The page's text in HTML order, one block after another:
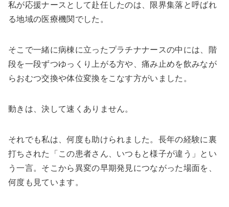
私が応援ナースとして赴任したのは、限界集落と呼ばれ
る地域の医療機関でした。
そこで一緒に病棟に立ったプラチナナースの中には、階
段を一段ずつゆっくり上がる方や、痛み止めを飲みなが
らおむつ交換や体位変換をこなす方がいました。
動きは、決して速くありません。
それでも私は、何度も助けられました。長年の経験に裏
打ちされた「この患者さん、いつもと様子が違う」とい
う一言。そこから異変の早期発見につながった場面を、
何度も見ています。